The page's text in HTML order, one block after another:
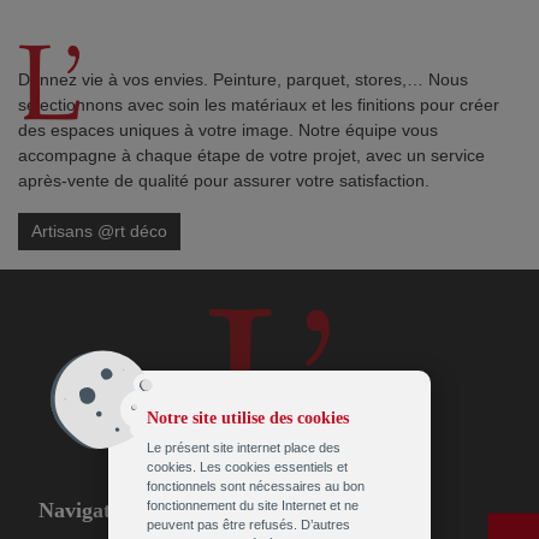
Nos Sponsors & Partenaires
Les parcours au domaine du Golf de L’Empereur
L’Empereur – 18 trous
La Hutte – 9 trous
Donnez vie à vos envies. Peinture, parquet, stores,… Nous
sélectionnons avec soin les matériaux et les finitions pour créer
des espaces uniques à votre image. Notre équipe vous
accompagne à chaque étape de votre projet, avec un service
après-vente de qualité pour assurer votre satisfaction.
Artisans @rt déco
Navigation
Notre site utilise des cookies
Le présent site internet place des
cookies. Les cookies essentiels et
fonctionnels sont nécessaires au bon
fonctionnement du site Internet et ne
peuvent pas être refusés. D’autres